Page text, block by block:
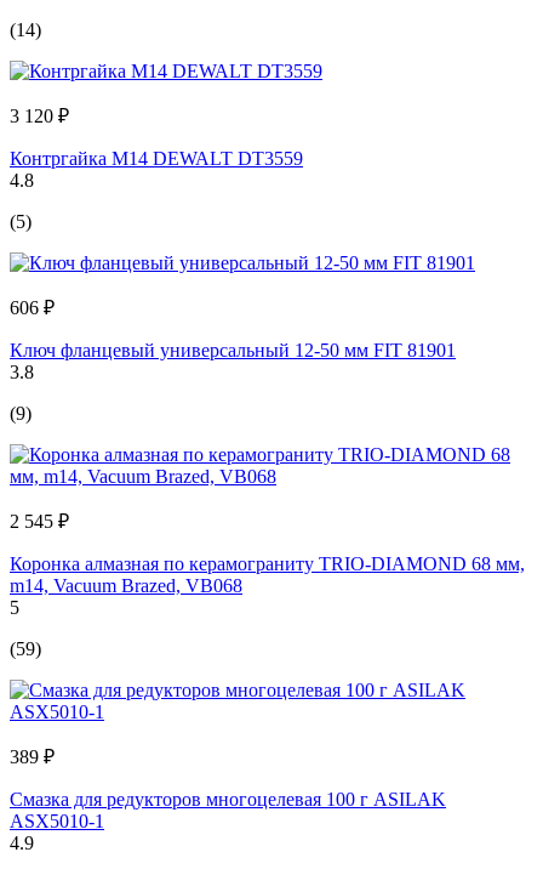
(14)
3 120 ₽
Контргайка M14 DEWALT DT3559
4.8
(5)
606 ₽
Ключ фланцевый универсальный 12-50 мм FIT 81901
3.8
(9)
2 545 ₽
Коронка алмазная по керамограниту TRIO-DIAMOND 68 мм,
m14, Vacuum Brazed, VB068
5
(59)
389 ₽
Смазка для редукторов многоцелевая 100 г ASILAK
ASX5010-1
4.9